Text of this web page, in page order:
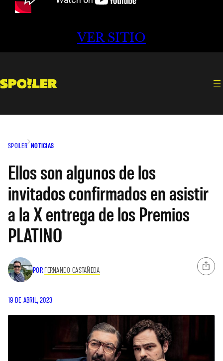
VER SITIO
SPOILER NOTICIAS
Ellos son algunos de los
invitados confirmados en asistir
a la X entrega de los Premios
PLATINO
POR FERNANDO CASTAÑEDA
19 DE ABRIL, 2023